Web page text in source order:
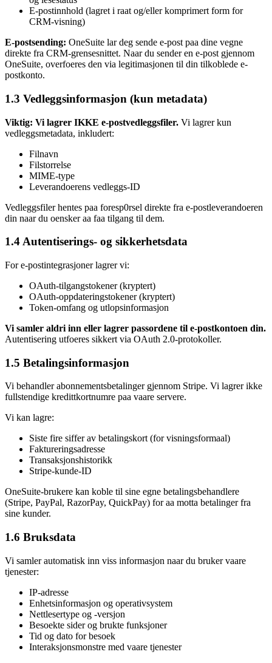
E-postinnhold (lagret i raat og/eller komprimert form for
CRM-visning)
E-postsending: OneSuite lar deg sende e-post paa dine vegne
direkte fra CRM-grensesnittet. Naar du sender en e-post gjennom
OneSuite, overfoeres den via legitimasjonen til din tilkoblede e-
postkonto.
1.3 Vedleggsinformasjon (kun metadata)
Viktig: Vi lagrer IKKE e-postvedleggsfiler. Vi lagrer kun
vedleggsmetadata, inkludert:
Filnavn
Filstorrelse
MIME-type
Leverandoerens vedleggs-ID
Vedleggsfiler hentes paa foresp0rsel direkte fra e-postleverandoeren
din naar du oensker aa faa tilgang til dem.
1.4 Autentiserings- og sikkerhetsdata
For e-postintegrasjoner lagrer vi:
OAuth-tilgangstokener (kryptert)
OAuth-oppdateringstokener (kryptert)
Token-omfang og utlopsinformasjon
Vi samler aldri inn eller lagrer passordene til e-postkontoen din.
Autentisering utfoeres sikkert via OAuth 2.0-protokoller.
1.5 Betalingsinformasjon
Vi behandler abonnementsbetalinger gjennom Stripe. Vi lagrer ikke
fullstendige kredittkortnumre paa vaare servere.
Vi kan lagre:
Siste fire siffer av betalingskort (for visningsformaal)
Faktureringsadresse
Transaksjonshistorikk
Stripe-kunde-ID
OneSuite-brukere kan koble til sine egne betalingsbehandlere
(Stripe, PayPal, RazorPay, QuickPay) for aa motta betalinger fra
sine kunder.
1.6 Bruksdata
Vi samler automatisk inn viss informasjon naar du bruker vaare
tjenester:
IP-adresse
Enhetsinformasjon og operativsystem
Nettlesertype og -versjon
Besoekte sider og brukte funksjoner
Tid og dato for besoek
Interaksjonsmonstre med vaare tjenester